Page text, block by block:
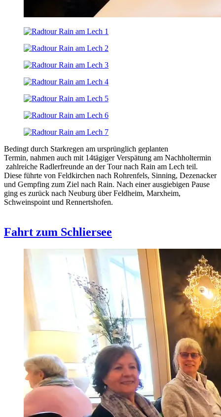
Bedingt durch Starkregen am ursprünglich geplanten
Termin, nahmen auch mit 14tägiger Verspätung am Nachholtermin
zahlreiche Radlerfreunde an der Tour nach Rain am Lech teil.
Diese führte von Feldkirchen nach Rohrenfels, Sinning, Dezenacker
und Gempfing zum Ziel nach Rain. Nach einer ausgiebigen Pause
ging es zurück nach Neuburg über Feldheim, Marxheim,
Schweinspoint und Rennertshofen.
Fahrt zum Schliersee